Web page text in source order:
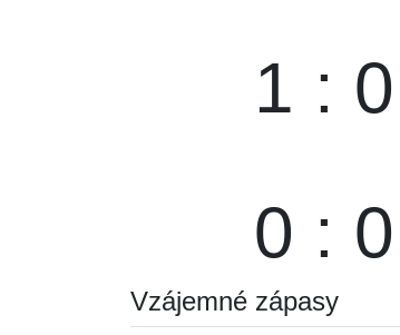
1 : 0
0 : 0
Vzájemné zápasy